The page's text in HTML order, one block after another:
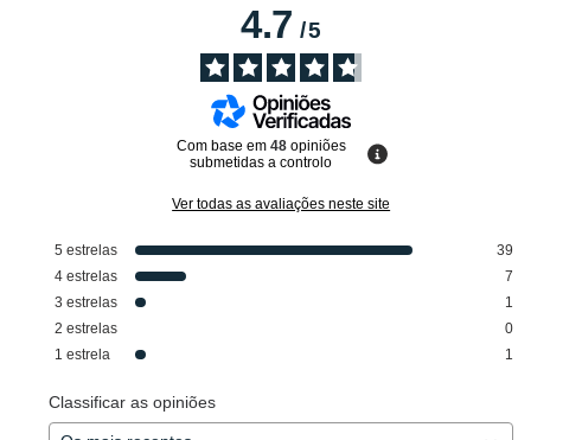
4.7/5
Com base em 48 opiniões
submetidas a controlo
Ver todas as avaliações neste site
5 estrelas
39
4 estrelas
7
3 estrelas
1
2 estrelas
0
1 estrela 1
Classificar as opiniões